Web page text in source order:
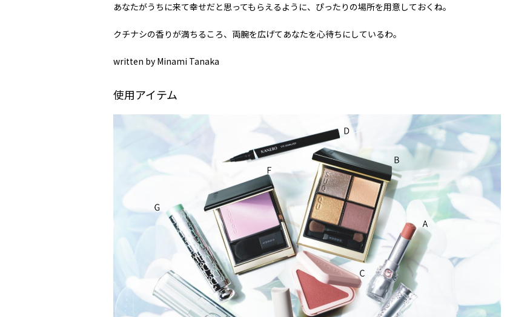
あなたがうちに来て幸せだと思ってもらえるように、ぴったりの場所を用意しておくね。
クチナシの香りが満ちるころ、両腕を広げてあなたを心待ちにしているわ。
――written by Minami Tanaka
使用アイテム